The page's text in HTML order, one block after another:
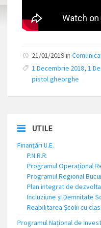
21/01/2019 in
1 Decembrie 2018, 1
pistol gheorghe
UTILE
Finanțări U.E.
P.N.R.R.
Programul Operațional
Programul Regional
Plan integrat de
Incluziune și Demnitate
Reabilitarea Școlii cu
Programul Național de